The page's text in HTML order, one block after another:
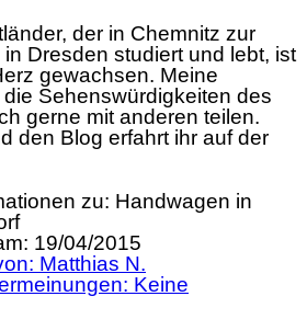
der in Chemnitz zur
Dresden studiert und lebt, ist
gewachsen. Meine
Sehenswürdigkeiten des
gerne mit anderen teilen.
den Blog erfahrt ihr auf der
zu: Handwagen in
19/04/2015
Matthias N.
Keine